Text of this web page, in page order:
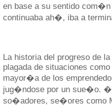
en base a su sentido
continuaba ah�, iba a
La historia del progreso de
plagada de situaciones
mayor�a de los
jug�ndose por un sue�o.
so�adores, se�ores como